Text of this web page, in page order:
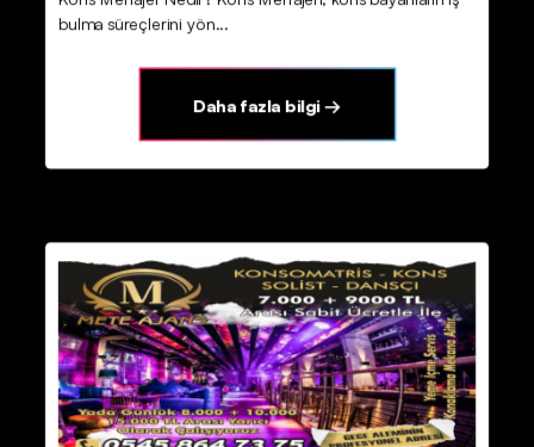
bulma süreçlerini yön...
Daha fazla bilgi →